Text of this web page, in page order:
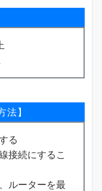
法】
る
接続にするこ
ルーターを最